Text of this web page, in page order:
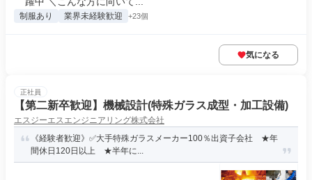
制服あり 業界未経験歓迎 +23個
気になる
正社員
【第二新卒歓迎】機械設計(特殊ガラス成型・加工設備)
エスジーエスエンジニアリング株式会社
《経験者歓迎》✅大手特殊ガラスメーカー100％出資子会社 ★年
間休日120日以上 ★半年に...